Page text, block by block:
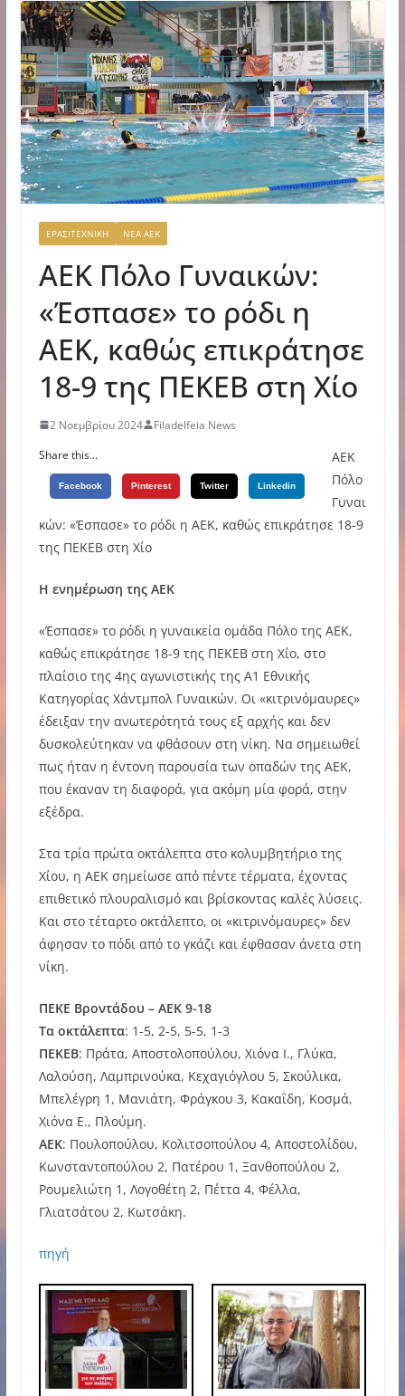
ΕΡΑΣΙΤΕΧΝΙΚΗ ΝΕΑ ΑΕΚ
ΑΕΚ Πόλο Γυναικών:
«Έσπασε» το ρόδι η
ΑΕΚ, καθώς επικράτησε
18-9 της ΠΕΚΕΒ στη Χίο
2 Νοεμβρίου 2024
Filadelfeia News
Share this...
Facebook Pinterest Twitter Linkedin
ΑΕΚ
Πόλο
Γυναι
κών: «Έσπασε» το ρόδι η ΑΕΚ, καθώς επικράτησε 18-9
της ΠΕΚΕΒ στη Χίο
Η ενημέρωση της ΑΕΚ
«Έσπασε» το ρόδι η γυναικεία ομάδα Πόλο της ΑΕΚ,
καθώς επικράτησε 18-9 της ΠΕΚΕΒ στη Χίο, στο
πλαίσιο της 4ης αγωνιστικής της Α1 Εθνικής
Κατηγορίας Χάντμπολ Γυναικών. Οι «κιτρινόμαυρες»
έδειξαν την ανωτερότητά τους εξ αρχής και δεν
δυσκολεύτηκαν να φθάσουν στη νίκη. Να σημειωθεί
πως ήταν η έντονη παρουσία των οπαδών της ΑΕΚ,
που έκαναν τη διαφορά, για ακόμη μία φορά, στην
εξέδρα.
Στα τρία πρώτα οκτάλεπτα στο κολυμβητήριο της
Χίου, η ΑΕΚ σημείωσε από πέντε τέρματα, έχοντας
επιθετικό πλουραλισμό και βρίσκοντας καλές λύσεις.
Και στο τέταρτο οκτάλεπτο, οι «κιτρινόμαυρες» δεν
άφησαν το πόδι από το γκάζι και έφθασαν άνετα στη
νίκη.
ΠΕΚΕ Βροντάδου – ΑΕΚ 9-18
Τα οκτάλεπτα: 1-5, 2-5, 5-5, 1-3
ΠΕΚΕΒ: Πράτα, Αποστολοπούλου, Χιόνα Ι., Γλύκα,
Λαλούση, Λαμπρινούκα, Κεχαγιόγλου 5, Σκούλικα,
Μπελέγρη 1, Μανιάτη, Φράγκου 3, Κακαΐδη, Κοσμά,
Χιόνα Ε., Πλούμη.
ΑΕΚ: Πουλοπούλου, Κολιτσοπούλου 4, Αποστολίδου,
Κωνσταντοπούλου 2, Πατέρου 1, Ξανθοπούλου 2,
Ρουμελιώτη 1, Λογοθέτη 2, Πέττα 4, Φέλλα,
Γλιατσάτου 2, Κωτσάκη.
πηγή